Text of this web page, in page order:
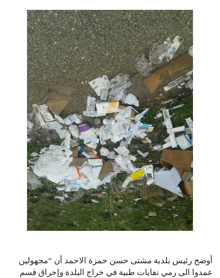
أوضح رئيس بلدية مشتى حسن حمزة الاحمد أن “مجهولين
عمدوا الى رمي نفايات طبية في خراج البلدة وإحراق قسم